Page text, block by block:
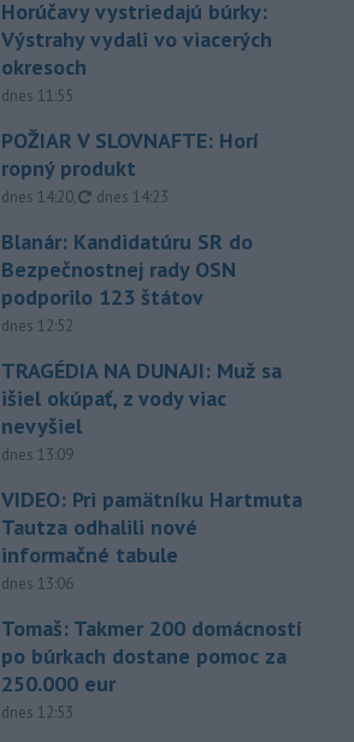
Horúčavy vystriedajú búrky:
Výstrahy vydali vo viacerých
okresoch
dnes 11:55
POŽIAR V SLOVNAFTE: Horí
ropný produkt
dnes 14:20, aktualizované
dnes 14:23
Blanár: Kandidatúru SR do
Bezpečnostnej rady OSN
podporilo 123 štátov
dnes 12:52
TRAGÉDIA NA DUNAJI: Muž sa
išiel okúpať, z vody viac
nevyšiel
dnes 13:09
VIDEO: Pri pamätníku Hartmuta
Tautza odhalili nové
informačné tabule
dnes 13:06
Tomaš: Takmer 200 domácností
po búrkach dostane pomoc za
250.000 eur
dnes 12:53